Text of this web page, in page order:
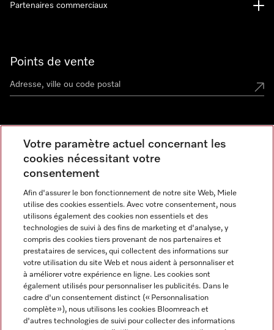
Points de vente
Découvrez la boutique Miele proche de chez vous
Newsletter
Partenaires commerciaux
Miele sur Instagram
Miele sur Facebook
Miele sur Youtube
Votre paramètre actuel concernant les
cookies nécessitant votre
consentement
Afin d'assurer le bon fonctionnement de notre site Web, Miele
utilise des cookies essentiels. Avec votre consentement, nous
utilisons également des cookies non essentiels et des
technologies de suivi à des fins de marketing et d'analyse, y
compris des cookies tiers provenant de nos partenaires et
prestataires de services, qui collectent des informations sur
votre utilisation du site Web et nous aident à personnaliser et
à améliorer votre expérience en ligne. Les cookies sont
également utilisés pour personnaliser les publicités. Dans le
cadre d'un consentement distinct (« Personnalisation
complète »), nous utilisons les cookies Bloomreach et
d'autres technologies de suivi pour collecter des informations